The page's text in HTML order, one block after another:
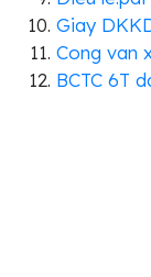
Giay
Cong van
BCTC 6T